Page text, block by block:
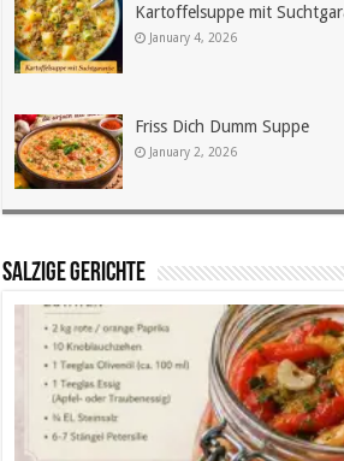
Kartoffelsuppe mit
January 4, 2026
Friss Dich Dumm Suppe
January 2, 2026
SALZIGE GERICHTE